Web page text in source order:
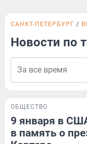
САНКТ-ПЕТЕРБУРГ
Новости по
ОБЩЕСТВО
9 января в
в память о